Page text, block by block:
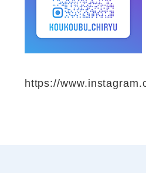
https://